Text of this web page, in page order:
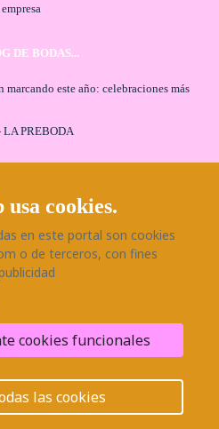
DE BODAS...
marcando este año: celebraciones más
LA PREBODA
exclusiva con Bodaeventos
los derechos reservados.¿Necesitas ayuda?
usa cookies.
en este portal son cookies
o de terceros, con fines
cookies funcionales
las cookies